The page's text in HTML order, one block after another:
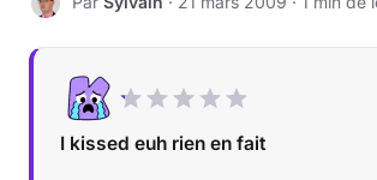
I kissed euh rien en fait